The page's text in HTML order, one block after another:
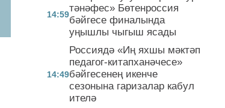
14:59
тәнәфес» Бөтенроссия
бәйгесе финалында
уңышлы чыгыш ясады
14:49
Россиядә «Иң яхшы мәктәп
педагог-китапханәчесе»
бәйгесенең икенче
сезонына гаризалар кабул
ителә